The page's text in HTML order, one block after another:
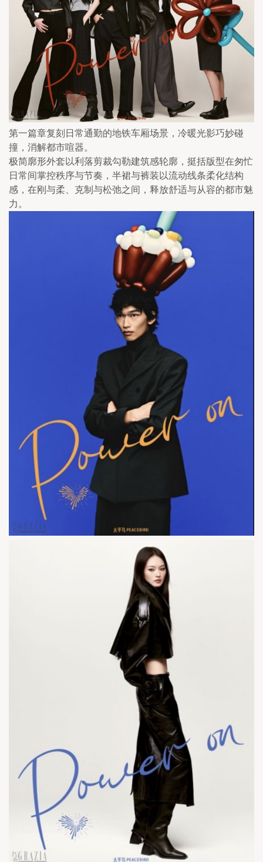
第一篇章复刻日常通勤的地铁车厢场景，冷暖光影巧妙碰
撞，消解都市喧器。
极简廓形外套以利落剪裁勾勒建筑感轮廓，挺括版型在匆忙
日常间掌控秩序与节奏，半裙与裤装以流动线条柔化结构
感，在刚与柔、克制与松弛之间，释放舒适与从容的都市魅
力。